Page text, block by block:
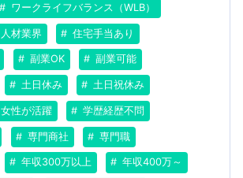
ワークライフバランス（WLB）
人材業界 住宅手当あり
副業OK 副業可能
土日休み 土日祝休み
女性が活躍 学歴経歴不問
専門商社 専門職
年収300万以上 年収400万～